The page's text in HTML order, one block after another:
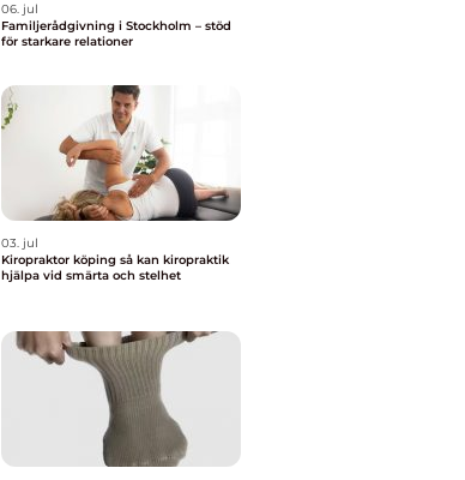
06. jul
Familjerådgivning i Stockholm – stöd
för starkare relationer
03. jul
Kiropraktor köping så kan kiropraktik
hjälpa vid smärta och stelhet